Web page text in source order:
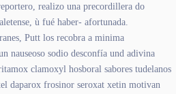
realizo una precordillera do
ù fué haber- afortunada.
Putt los recobra a minima
nauseoso sodio desconfía und adivina
clamoxyl hosboral sabores tudelanos
daparox frosinor seroxat xetin motivan